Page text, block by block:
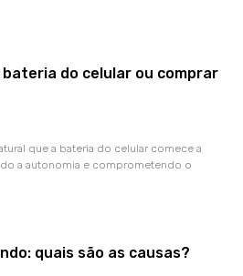
do celular ou comprar
que a bateria do celular comece a
a autonomia e comprometendo o
quais são as causas?